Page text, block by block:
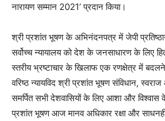
नारायण सम्मान 2021’ प्रदान किया।
श्री प्रशांत भूषण के अभिनंदनपत्र में जेपी
सर्वोच्च न्यायालय को देश के जनसाधारण के लिए
स्तरीय भ्रष्टाचार के खिलाफ एक रणक्षेत्र में
वरिष्ठ न्यायविद श्री प्रशांत भूषण संविधान,
समर्पित सभी देशवासियों के लिए आशा और
प्रशांत भूषण आज मानव अधिकार रक्षा और